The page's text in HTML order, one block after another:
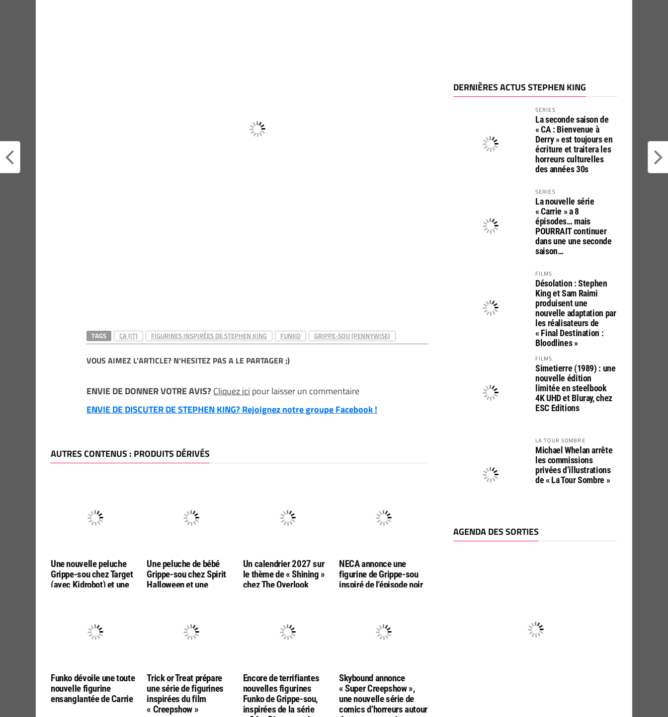
TAGS ÇA (IT) FIGURINES INSPIRÉES DE STEPHEN KING FUNKO GRIPPE-SOU (PENNYWISE)
VOUS AIMEZ L'ARTICLE? N'HESITEZ PAS A LE PARTAGER ;)
ENVIE DE DONNER VOTRE AVIS?Cliquez ici pour laisser un commentaire
ENVIE DE DISCUTER DE STEPHEN KING? Rejoignez notre groupe Facebook !
AUTRES CONTENUS : PRODUITS DÉRIVÉS
Une nouvelle peluche
Grippe-sou chez Target
(avec Kidrobot) et une
Une peluche de bébé
Grippe-sou chez Spirit
Halloween et une
Un calendrier 2027 sur
le thème de « Shining »
chez The Overlook
NECA annonce une
figurine de Grippe-sou
inspiré de l’épisode noir
Funko dévoile une toute
nouvelle figurine
ensanglantée de Carrie
Trick or Treat prépare
une série de figurines
inspirées du film
« Creepshow »
Encore de terrifiantes
nouvelles figurines
Funko de Grippe-sou,
inspirées de la série
Skybound annonce
« Super Creepshow »,
une nouvelle série de
comics d’horreurs autour
DERNIÈRES ACTUS STEPHEN KING
SERIES
La seconde saison de
« CA : Bienvenue à
Derry » est toujours en
écriture et traitera les
horreurs culturelles
des années 30s
SERIES
La nouvelle série
« Carrie » a 8
épisodes… mais
POURRAIT continuer
dans une une seconde
saison…
FILMS
Désolation : Stephen
King et Sam Raimi
produisent une
nouvelle adaptation par
les réalisateurs de
« Final Destination :
Bloodlines »
FILMS
Simetierre (1989) : une
nouvelle édition
limitée en steelbook
4K UHD et Bluray, chez
ESC Editions
LA TOUR SOMBRE
Michael Whelan arrête
les commissions
privées d’illustrations
de « La Tour Sombre »
AGENDA DES SORTIES